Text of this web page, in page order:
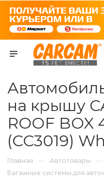
на крышу
ROOF BOX
(CC3019)
Главная — Автотовары —
Багажные системы для